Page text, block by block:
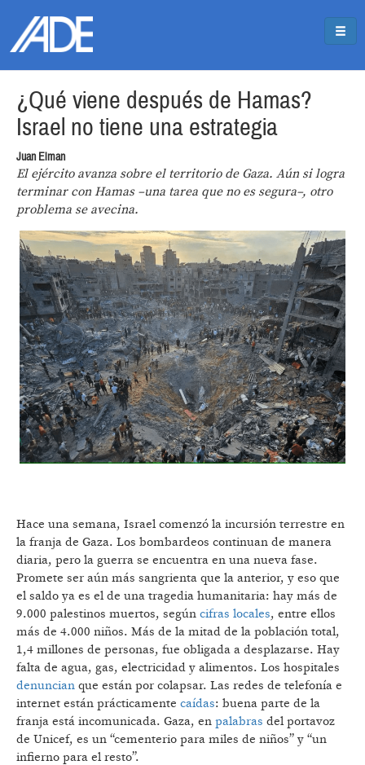
¿Qué viene después de Hamas?
Israel no tiene una estrategia
Juan Elman
El ejército avanza sobre el territorio de Gaza. Aún si logra
terminar con Hamas –una tarea que no es segura–, otro
problema se avecina.
Hace una semana, Israel comenzó la incursión terrestre en
la franja de Gaza. Los bombardeos continuan de manera
diaria, pero la guerra se encuentra en una nueva fase.
Promete ser aún más sangrienta que la anterior, y eso que
el saldo ya es el de una tragedia humanitaria: hay más de
9.000 palestinos muertos, según cifras locales, entre ellos
más de 4.000 niños. Más de la mitad de la población total,
1,4 millones de personas, fue obligada a desplazarse. Hay
falta de agua, gas, electricidad y alimentos. Los hospitales
denuncian que están por colapsar. Las redes de telefonía e
internet están prácticamente caídas: buena parte de la
franja está incomunicada. Gaza, en palabras del portavoz
de Unicef, es un “cementerio para miles de niños” y “un
infierno para el resto”.